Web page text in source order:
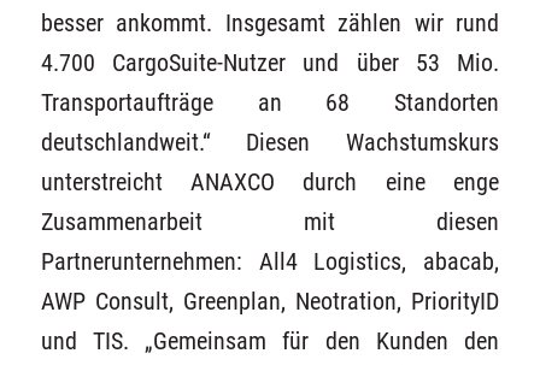
besser ankommt. Insgesamt zählen wir rund
4.700 CargoSuite-Nutzer und über 53 Mio.
Transportaufträge an 68 Standorten
deutschlandweit.“ Diesen Wachstumskurs
unterstreicht ANAXCO durch eine enge
Zusammenarbeit mit diesen
Partnerunternehmen: All4 Logistics, abacab,
AWP Consult, Greenplan, Neotration, PriorityID
und TIS. „Gemeinsam für den Kunden den